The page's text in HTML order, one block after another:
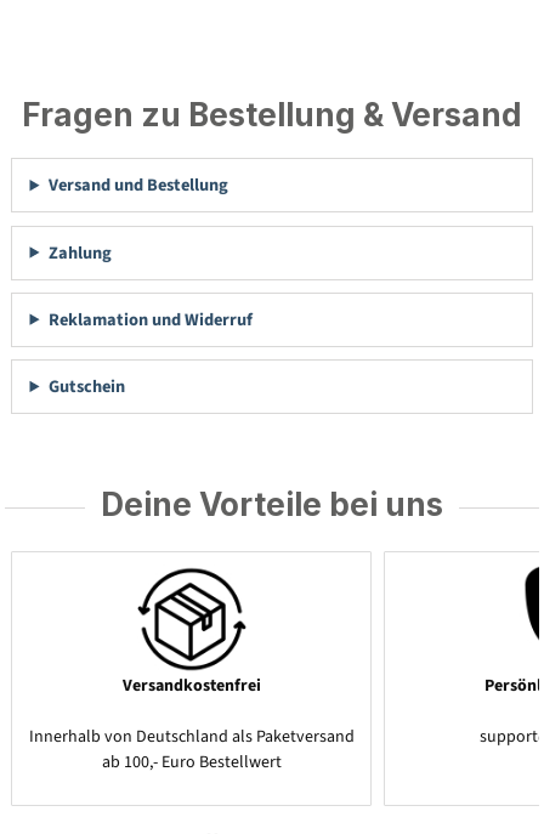
Fragen zu Bestellung & Versand
Versand und Bestellung
Zahlung
Reklamation und Widerruf
Gutschein
Deine Vorteile bei uns
Versandkostenfrei
Innerhalb von Deutschland als Paketversand
ab 100,- Euro Bestellwert